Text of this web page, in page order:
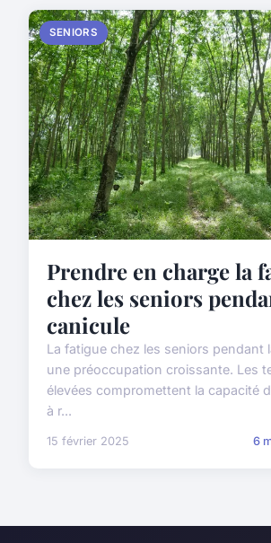
SENIORS
Prendre en charge la
chez les seniors
canicule
La fatigue chez les seniors pendant
une préoccupation croissante. Les
élevées compromettent la capacité
à r...
15 février 2025 6